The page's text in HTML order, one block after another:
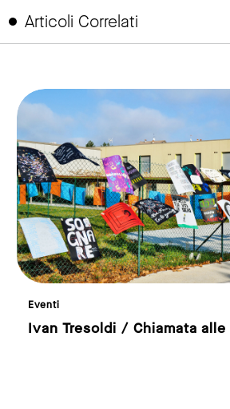
Articoli Correlati
Eventi
Ivan Tresoldi / Chiamata alle